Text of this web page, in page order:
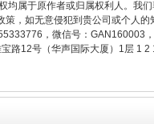
均属于原作者或归属权利人。我
，如无意侵犯到贵公司或个人
，微信号：GAN160003
12号（华声国际大厦）1层 1
开始实施